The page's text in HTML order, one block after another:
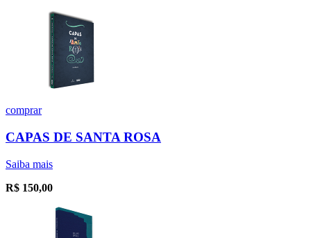
comprar
CAPAS DE SANTA ROSA
Saiba mais
R$ 150,00